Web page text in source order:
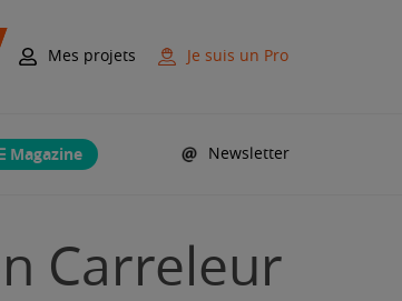
Mes projets Je suis un Pro
Magazine Newsletter
Carreleur